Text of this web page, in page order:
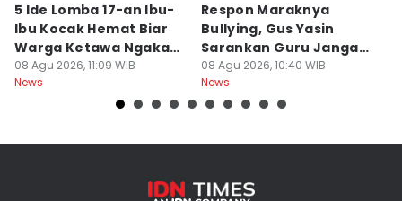
5 Ide Lomba 17-an Ibu-
Ibu Kocak Hemat Biar
Warga Ketawa Ngakak
Pas Hari Kemerdekaan
08 Agu 2026, 11:09 WIB
News
Respon Maraknya
Bullying, Gus Yasin
Sarankan Guru Jangan
Bebani Siswa
08 Agu 2026, 10:40 WIB
News